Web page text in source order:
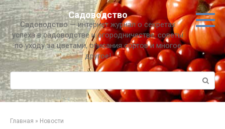
Перейти
к
контенту
Садоводство
Садоводство — интернет журнал о секретах
успеха в садоводстве и огородничестве, советы
по уходу за цветами, описания сортов и многое
другое!
Поиск:
Главная » Новости